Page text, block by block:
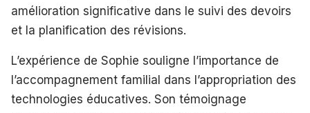
amélioration significative dans le suivi des devoirs
et la planification des révisions.
L’expérience de Sophie souligne l’importance de
l’accompagnement familial dans l’appropriation des
technologies éducatives. Son témoignage